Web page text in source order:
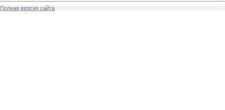
Полная версия сайта